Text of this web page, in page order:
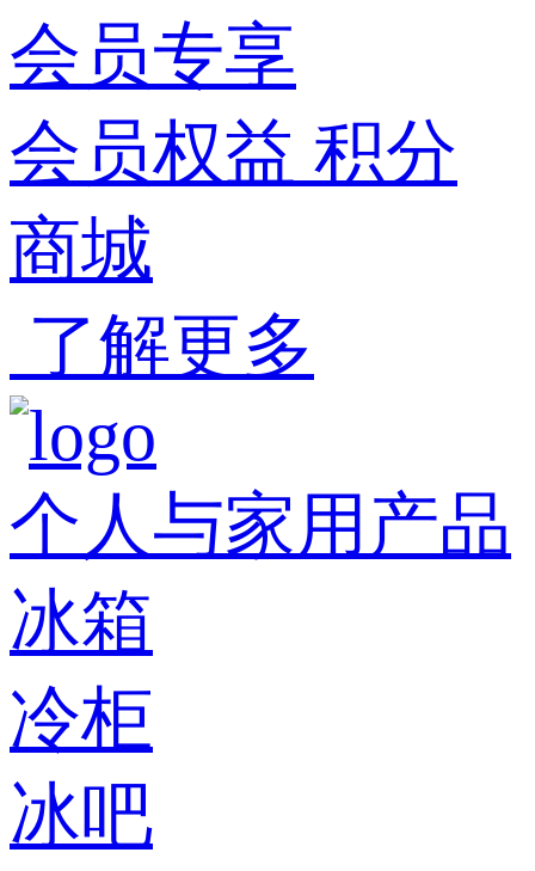
会员专享
会员权益 积分
商城
了解更多
个人与家用产品
冰箱
冷柜
冰吧